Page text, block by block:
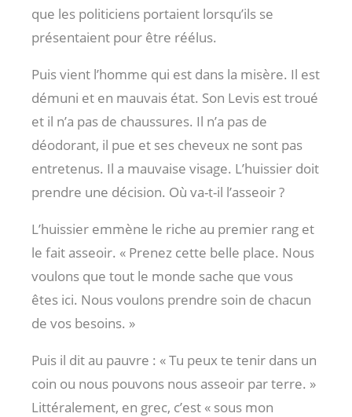
que les politiciens portaient lorsqu’ils se
présentaient pour être réélus.
Puis vient l’homme qui est dans la misère. Il est
démuni et en mauvais état. Son Levis est troué
et il n’a pas de chaussures. Il n’a pas de
déodorant, il pue et ses cheveux ne sont pas
entretenus. Il a mauvaise visage. L’huissier doit
prendre une décision. Où va-t-il l’asseoir ?
L’huissier emmène le riche au premier rang et
le fait asseoir. « Prenez cette belle place. Nous
voulons que tout le monde sache que vous
êtes ici. Nous voulons prendre soin de chacun
de vos besoins. »
Puis il dit au pauvre : « Tu peux te tenir dans un
coin ou nous pouvons nous asseoir par terre. »
Littéralement, en grec, c’est « sous mon